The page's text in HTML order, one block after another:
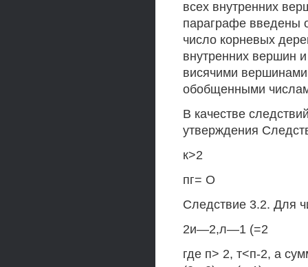
всех внутренних
параграфе введены
число корневых
внутренних вершин
висячими
обобщенными
В качестве
утверждения
к>2
пг= О
Следствие 3.2. Для
2и—2,л—1 (=2
где п> 2, т<п-2, а